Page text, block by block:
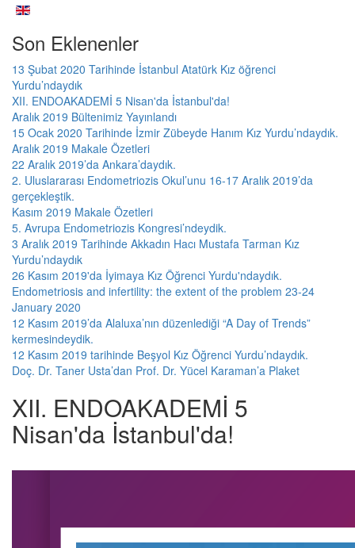
Son Eklenenler
13 Şubat 2020 Tarihinde İstanbul Atatürk Kız öğrenci
Yurdu’ndaydık
XII. ENDOAKADEMİ 5 Nisan'da İstanbul'da!
Aralık 2019 Bültenimiz Yayınlandı
15 Ocak 2020 Tarihinde İzmir Zübeyde Hanım Kız Yurdu’ndaydık.
Aralık 2019 Makale Özetleri
22 Aralık 2019’da Ankara’daydık.
2. Uluslararası Endometriozis Okul’unu 16-17 Aralık 2019’da
gerçekleştik.
Kasım 2019 Makale Özetleri
5. Avrupa Endometriozis Kongresi’ndeydik.
3 Aralık 2019 Tarihinde Akkadın Hacı Mustafa Tarman Kız
Yurdu’ndaydık
26 Kasım 2019'da İyimaya Kız Öğrenci Yurdu'ndaydık.
Endometriosis and infertility: the extent of the problem 23-24
January 2020
12 Kasım 2019’da Alaluxa’nın düzenlediği “A Day of Trends”
kermesindeydik.
12 Kasım 2019 tarihinde Beşyol Kız Öğrenci Yurdu’ndaydık.
Doç. Dr. Taner Usta’dan Prof. Dr. Yücel Karaman’a Plaket
XII. ENDOAKADEMİ 5
Nisan'da İstanbul'da!